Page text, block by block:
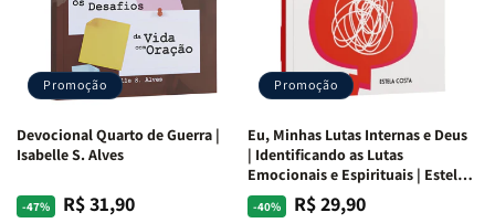
Promoção
Devocional Quarto de Guerra |
Isabelle S. Alves
-47%
Preço
PreçoR$ 31,90
Promoção
Eu, Minhas Lutas Internas e Deus
| Identificando as Lutas
Emocionais e Espirituais | Estela
Costa
-40%
Preço
PreçoR$ 29,90